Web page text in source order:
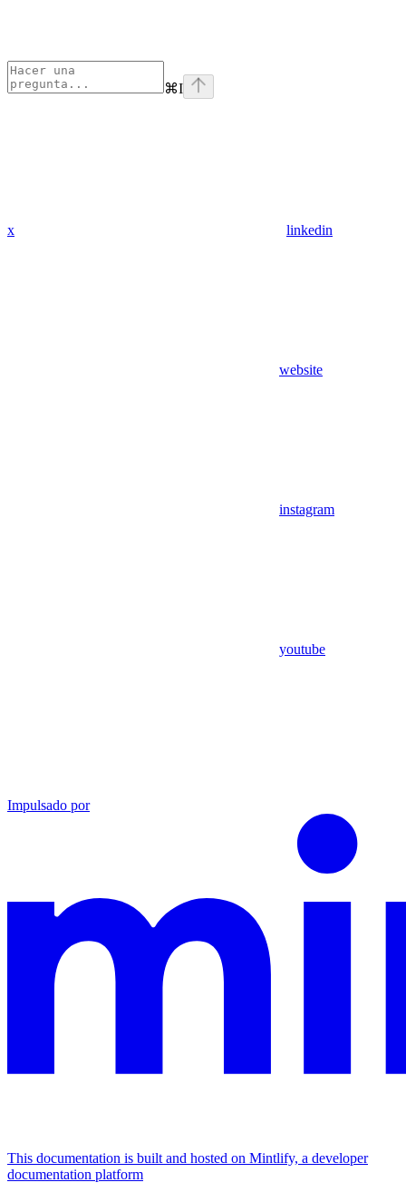
⌘I
x linkedin
website
instagram
youtube
Impulsado por
This documentation is built and hosted on Mintlify, a developer
documentation platform